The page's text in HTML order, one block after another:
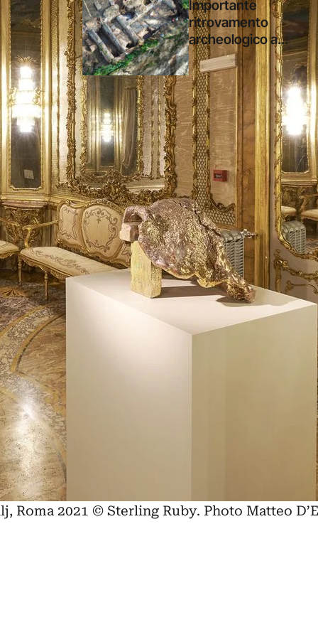
2021 © Sterling Ruby. Photo Matteo
Importante
ritrovamento
archeologico a
Roma: mosaici e
affreschi
riemergono sotto
Villa Celimontana
durante un
cantiere